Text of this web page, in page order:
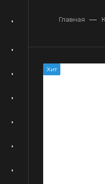
Главная —
Хит